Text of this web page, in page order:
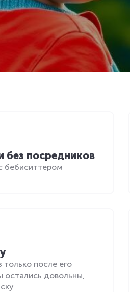
без посредников
бебиситтером
только после его
остались довольны,